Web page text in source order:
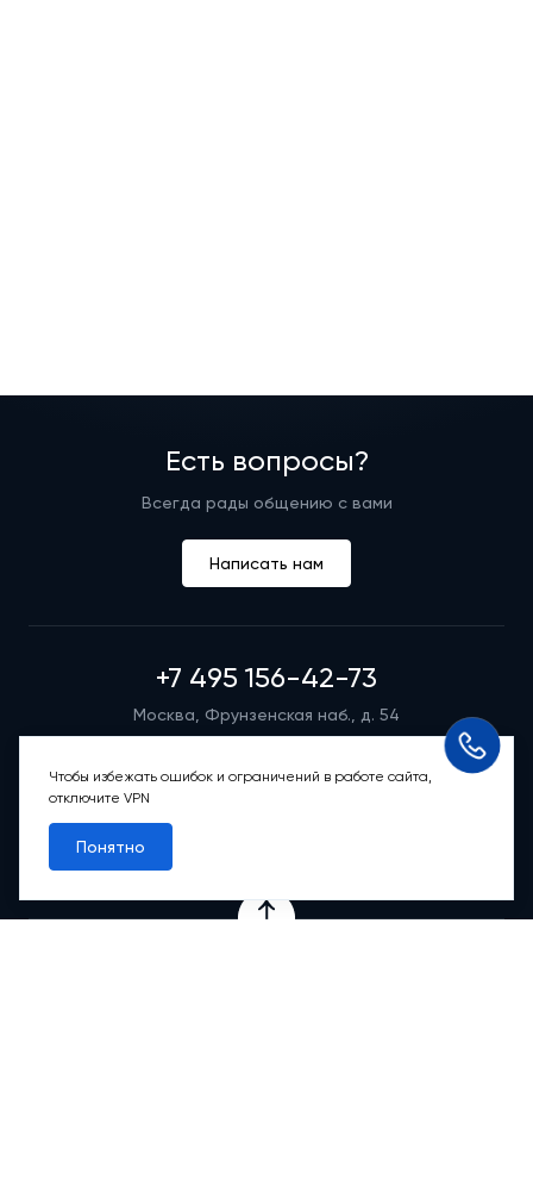
Есть вопросы?
Всегда рады общению с вами
Написать нам
+7 495 156-42-73
Москва, Фрунзенская наб., д. 54
Пн-вс: 9:00 – 21:00
Чтобы избежать ошибок и ограничений в работе сайта,
отключите VPN
Понятно